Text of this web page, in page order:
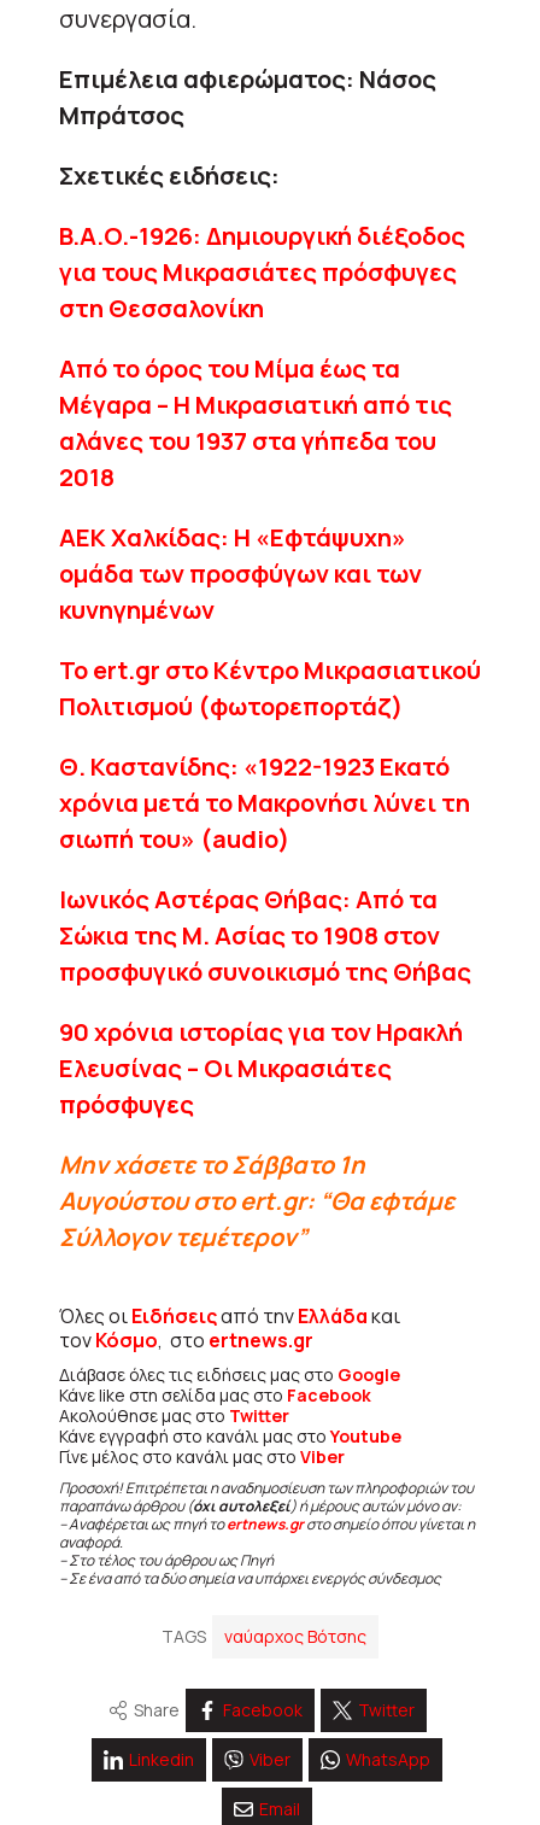
συνεργασία.
Επιμέλεια αφιερώματος: Νάσος
Μπράτσος
Σχετικές ειδήσεις:
B.A.O.-1926: Δημιουργική διέξοδος
για τους Μικρασιάτες πρόσφυγες
στη Θεσσαλονίκη
Από το όρος του Mίμα έως τα
Μέγαρα – Η Μικρασιατική από τις
αλάνες του 1937 στα γήπεδα του
2018
ΑΕΚ Χαλκίδας: Η «Εφτάψυχη»
ομάδα των προσφύγων και των
κυνηγημένων
Το ert.gr στο Κέντρο Μικρασιατικού
Πολιτισμού (φωτορεπορτάζ)
Θ. Καστανίδης: «1922-1923 Εκατό
χρόνια μετά το Μακρονήσι λύνει τη
σιωπή του» (audio)
Ιωνικός Αστέρας Θήβας: Από τα
Σώκια της Μ. Ασίας το 1908 στον
προσφυγικό συνοικισμό της Θήβας
90 χρόνια ιστορίας για τον Ηρακλή
Ελευσίνας – Οι Μικρασιάτες
πρόσφυγες
Μην χάσετε το Σάββατο 1η
Αυγούστου στο ert.gr: “Θα εφτάμε
Σύλλογον τεμέτερον”
Όλες οιΕιδήσειςαπό τηνΕλλάδακαι
τονΚόσμο, στο ertnews.gr
Διάβασε όλες τις ειδήσεις μας στο Google
Κάνε like στη σελίδα μας στο Facebook
Ακολούθησε μας στο Twitter
Κάνε εγγραφή στο κανάλι μας στοYoutube
Γίνε μέλος στο κανάλι μας στο Viber
Προσοχή! Επιτρέπεται η αναδημοσίευση των πληροφοριών του
παραπάνω άρθρου (όχι αυτολεξεί) ή μέρους αυτών μόνο αν:
– Αναφέρεται ως πηγή τοertnews.grστο σημείο όπου γίνεται η
αναφορά.
– Στο τέλος του άρθρου ως Πηγή
– Σε ένα από τα δύο σημεία να υπάρχει ενεργός σύνδεσμος
TAGS ναύαρχος Βότσης
Share Facebook Twitter
Linkedin Viber WhatsApp
Email